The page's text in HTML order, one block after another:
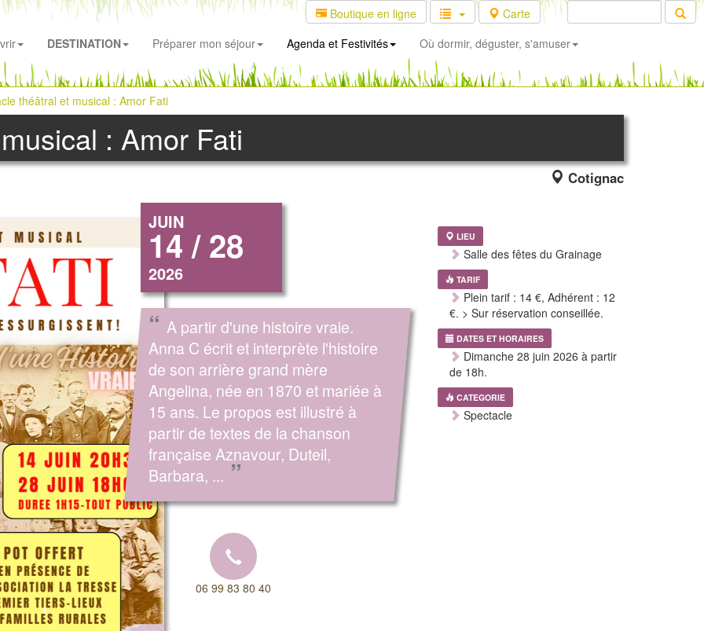
Boutique en ligne
Carte
DESTINATION Préparer mon séjour Agenda et Festivités Où dormir, déguster, s'amuser
théâtral et musical : Amor Fati
: Amor Fati
Cotignac
JUIN
14 / 28
2026
“ A partir d'une histoire vraie.
Anna C écrit et interprète l'histoire
de son arrière grand mère
Angelina, née en 1870 et mariée à
15 ans. Le propos est illustré à
partir de textes de la chanson
française Aznavour, Duteil,
Barbara, ... ”
LIEU
Salle des fêtes du Grainage
TARIF
Plein tarif : 14 €, Adhérent : 12
€. > Sur réservation conseillée.
DATES ET HORAIRES
Dimanche 28 juin 2026 à partir
de 18h.
CATEGORIE
Spectacle
06 99 83 80 40